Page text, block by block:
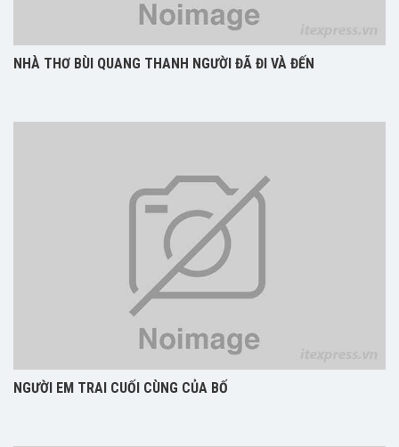
NHÀ THƠ BÙI QUANG THANH NGƯỜI ĐÃ ĐI VÀ ĐẾN
NGƯỜI EM TRAI CUỐI CÙNG CỦA BỐ